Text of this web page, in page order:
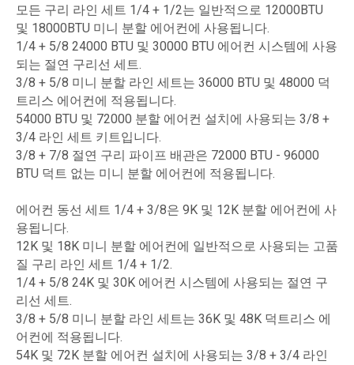
모든 구리 라인 세트 1/4 + 1/2는 일반적으로 12000BTU
및 18000BTU 미니 분할 에어컨에 사용됩니다.
1/4 + 5/8 24000 BTU 및 30000 BTU 에어컨 시스템에 사용
되는 절연 구리선 세트.
3/8 + 5/8 미니 분할 라인 세트는 36000 BTU 및 48000 덕
트리스 에어컨에 적용됩니다.
54000 BTU 및 72000 분할 에어컨 설치에 사용되는 3/8 +
3/4 라인 세트 키트입니다.
3/8 + 7/8 절연 구리 파이프 배관은 72000 BTU - 96000
BTU 덕트 없는 미니 분할 에어컨에 적용됩니다.
에어컨 동선 세트 1/4 + 3/8은 9K 및 12K 분할 에어컨에 사
용됩니다.
12K 및 18K 미니 분할 에어컨에 일반적으로 사용되는 고품
질 구리 라인 세트 1/4 + 1/2.
1/4 + 5/8 24K 및 30K 에어컨 시스템에 사용되는 절연 구
리선 세트.
3/8 + 5/8 미니 분할 라인 세트는 36K 및 48K 덕트리스 에
어컨에 적용됩니다.
54K 및 72K 분할 에어컨 설치에 사용되는 3/8 + 3/4 라인